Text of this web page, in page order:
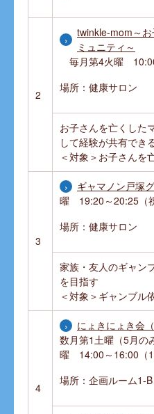
2
twinkle-mom～
ミュニティ～
毎月第4火曜
場所：健康サロン
お子さんを亡くした
して経験が共有でき
＜対象＞お子さんを
3
ギャマノン戸塚
曜 19:20～20:25（
場所：健康サロン
家族・友人のギャン
を目指す
＜対象＞ギャンブル
4
にょきにょき会
数月第1土曜（5月の
曜 14:00～16:00（
場所：企画ルーム1-B